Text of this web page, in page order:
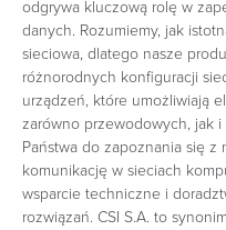
odgrywa kluczową rolę w
danych. Rozumiemy, jak
sieciowa, dlatego nasze
różnorodnych konfiguracji
urządzeń, które umożliwiają
zarówno przewodowych, jak
Państwa do zapoznania się z
komunikację w sieciach
wsparcie techniczne i
rozwiązań. CSI S.A. to